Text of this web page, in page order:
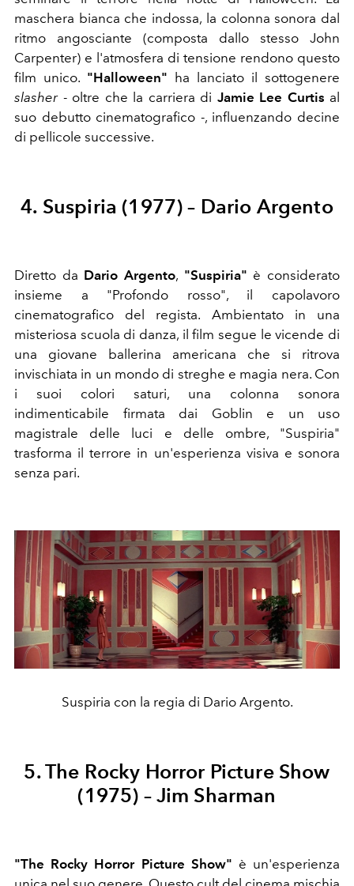
maschera bianca che indossa, la colonna sonora dal
ritmo angosciante (composta dallo stesso John
Carpenter) e l'atmosfera di tensione rendono questo
film unico. "Halloween" ha lanciato il sottogenere
slasher- oltre che la carriera di Jamie Lee Curtis al
suo debutto cinematografico -, influenzando decine
di pellicole successive.
4. Suspiria (1977) – Dario Argento
Diretto da Dario Argento, "Suspiria" è considerato
insieme a "Profondo rosso", il capolavoro
cinematografico del regista. Ambientato in una
misteriosa scuola di danza, il film segue le vicende di
una giovane ballerina americana che si ritrova
invischiata in un mondo di streghe e magia nera. Con
i suoi colori saturi, una colonna sonora
indimenticabile firmata dai Goblin e un uso
magistrale delle luci e delle ombre, "Suspiria"
trasforma il terrore in un'esperienza visiva e sonora
senza pari.
Suspiria con la regia di Dario Argento.
5. The Rocky Horror Picture Show
(1975) – Jim Sharman
"The Rocky Horror Picture Show" è un'esperienza